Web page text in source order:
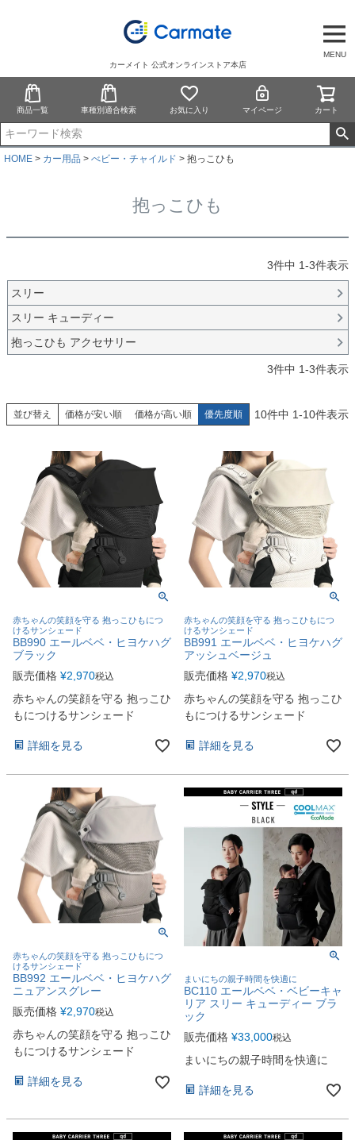
MENU
カーメイト 公式オンラインストア本店
商品一覧 車種別適合検索 お気に入り マイページ カート
HOME カー用品 べビー・チャイルド 抱っこひも
抱っこひも
3件中 1-3件表示
スリー
スリー キューディー
抱っこひも アクセサリー
3件中 1-3件表示
並び替え 価格が安い順 価格が高い順 優先度順 10件中 1-10件表示
赤ちゃんの笑顔を守る 抱っこひもにつ
けるサンシェード
BB990 エールベベ・ヒヨケハグ
ブラック
販売価格 ¥2,970税込
赤ちゃんの笑顔を守る 抱っこひ
もにつけるサンシェード
詳細を見る
赤ちゃんの笑顔を守る 抱っこひもにつ
けるサンシェード
BB991 エールベベ・ヒヨケハグ
アッシュベージュ
販売価格 ¥2,970税込
赤ちゃんの笑顔を守る 抱っこひ
もにつけるサンシェード
詳細を見る
赤ちゃんの笑顔を守る 抱っこひもにつ
けるサンシェード
BB992 エールベベ・ヒヨケハグ
ニュアンスグレー
販売価格 ¥2,970税込
赤ちゃんの笑顔を守る 抱っこひ
もにつけるサンシェード
詳細を見る
まいにちの親子時間を快適に
BC110 エールベベ・ベビーキャ
リア スリー キューディー ブラ
ック
販売価格 ¥33,000税込
まいにちの親子時間を快適に
詳細を見る